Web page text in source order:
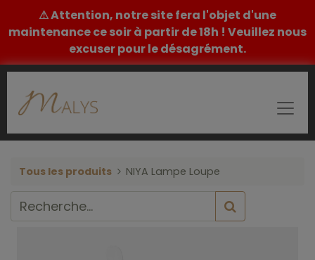
⚠ Attention, notre site fera l'objet d'une
maintenance ce soir à partir de 18h ! Veuillez nous
excuser pour le désagrément.
Tous les produits NIYA Lampe Loupe